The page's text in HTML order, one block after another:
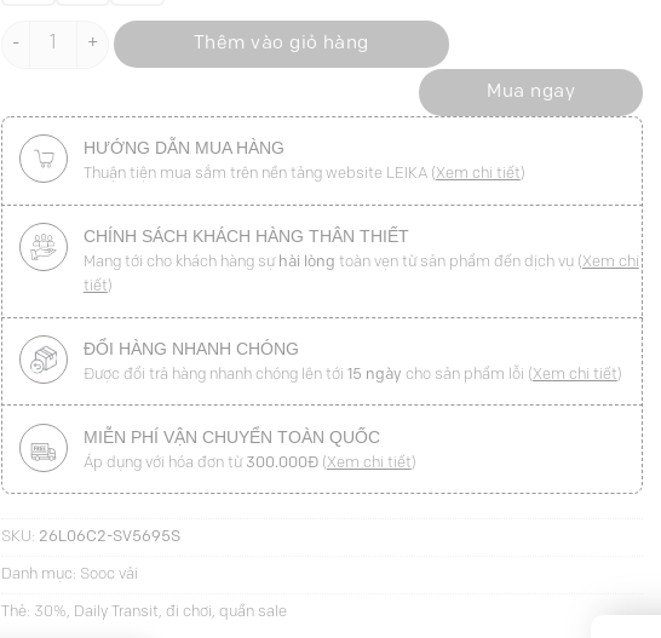
Quần sooc vải xếp ly giấu đũng số lượng
Thêm vào giỏ hàng
Mua ngay
HƯỚNG DẪN MUA HÀNG
Thuận tiện mua sắm trên nền tảng website LEIKA (Xem chi tiết)
CHÍNH SÁCH KHÁCH HÀNG THÂN THIẾT
Mang tới cho khách hàng sự hài lòng toàn vẹn từ sản phẩm đến dịch vụ (Xem chi
tiết)
ĐỔI HÀNG NHANH CHÓNG
Được đổi trả hàng nhanh chóng lên tới 15 ngày cho sản phẩm lỗi (Xem chi tiết)
MIỄN PHÍ VẬN CHUYỂN TOÀN QUỐC
Áp dụng với hóa đơn từ 300.000Đ(Xem chi tiết)
SKU: 26L06C2-SV5695S
Danh mục: Sooc vải
Thẻ: 30%, Daily Transit, đi chơi, quần sale